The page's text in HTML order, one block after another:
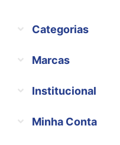
Categorias
Marcas
Institucional
Minha Conta